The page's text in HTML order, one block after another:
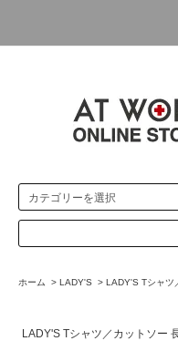
ホーム > LADY'S > LADY'S Tシャツ
LADY'S Tシャツ／カットソー